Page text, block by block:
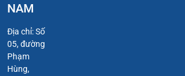
NAM
Địa chỉ: Số
05, đường
Phạm
Hùng,